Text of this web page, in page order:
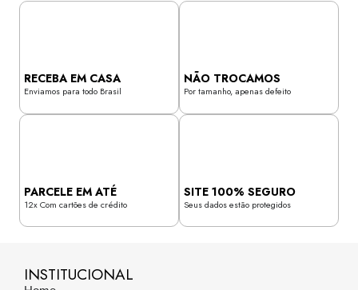
RECEBA EM CASA
Enviamos para todo Brasil
NÃO TROCAMOS
Por tamanho, apenas defeito
PARCELE EM ATÉ
12x Com cartões de crédito
SITE 100% SEGURO
Seus dados estão protegidos
INSTITUCIONAL